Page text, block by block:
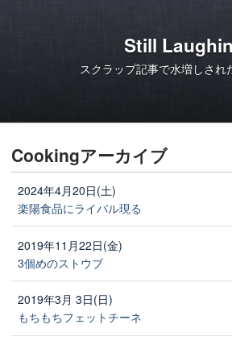
Still
スクラップ記事で水増しされ
Cookingアーカイブ
2024年4月20日(土)
楽陽食品にライバル現る
2019年11月22日(金)
3個めのストウブ
2019年3月 3日(日)
もちもちフェットチーネ